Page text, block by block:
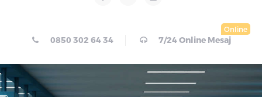
Online
0850 302 64 34 7/24 Online Mesaj